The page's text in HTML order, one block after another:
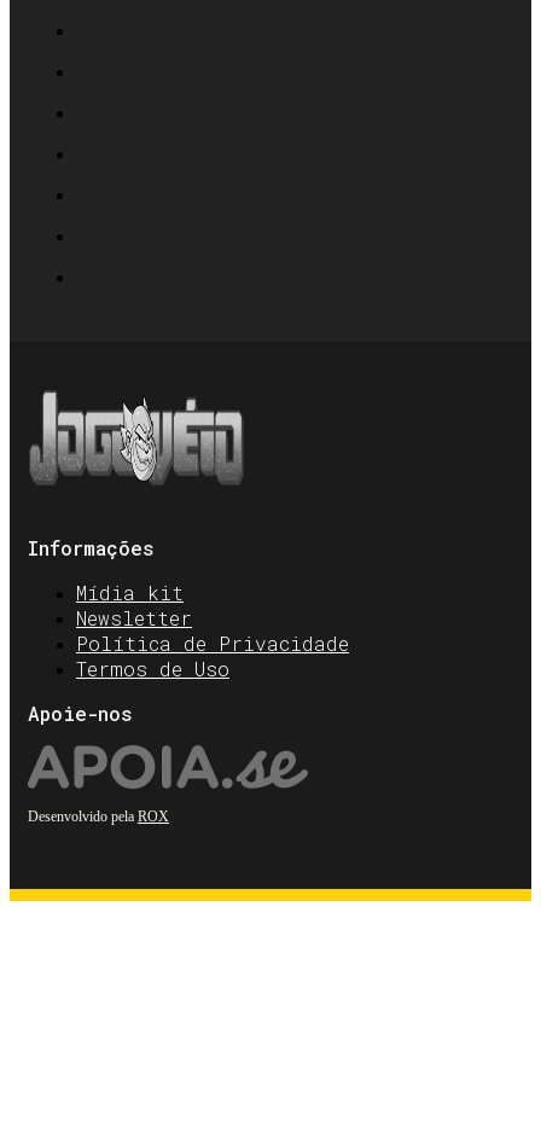
Informações
Mídia kit
Newsletter
Política de Privacidade
Termos de Uso
Apoie-nos
Desenvolvido pela ROX